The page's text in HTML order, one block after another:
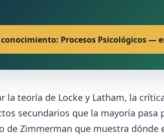
conocimiento: Procesos Psicológicos —
la teoría de Locke y Latham, la
secundarios que la mayoría pasa
de Zimmerman que muestra dónde